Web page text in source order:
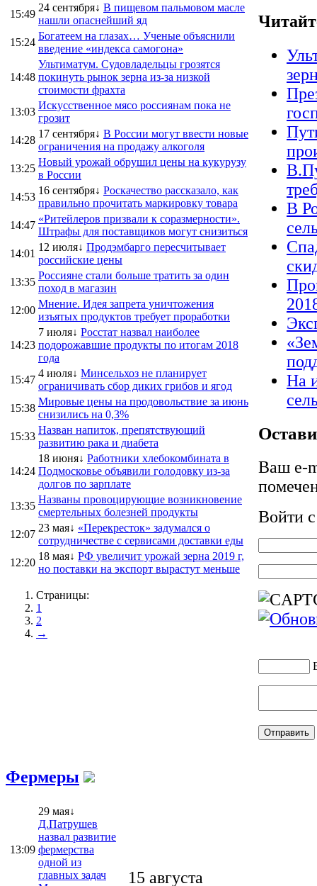
15:49
24 сентября↓ В пищевом пальмовом масле
нашли опаснейший яд
15:24
Богатеем на глазах… Ученые объяснили
введение «индекса самогона»
14:48
Ультиматум. Судовладельцы грозятся
покинуть рынок зерна из-за низкой
стоимости фрахта
13:03
Искусственное мясо россиянам пока не
грозит
14:28
17 сентября↓ В России могут ввести новые
ограничения на продажу алкоголя
13:25
Новый урожай обрушил цены на кукурузу
в России
14:53
16 сентября↓ Роскачество рассказало, как
правильно прочитать маркировку товара
14:47
«Ритейлеров призвали к соразмерности».
Штрафы для поставщиков могут снизиться
14:01
12 июля↓ Продэмбарго пересчитывает
российские цены
13:35
Россияне стали больше тратить за один
поход в магазин
12:00
Мнение. Идея запрета уничтожения
изъятых продуктов требует проработки
14:23
7 июля↓ Росстат назвал наиболее
подорожавшие продукты по итогам 2018
года
15:47
4 июля↓ Минсельхоз не планирует
ограничивать сбор диких грибов и ягод
15:38
Мировые цены на продовольствие за июнь
снизились на 0,3%
15:33
Назван напиток, препятствующий
развитию рака и диабета
14:24
18 июня↓ Работники хлебокомбината в
Подмосковье объявили голодовку из-за
долгов по зарплате
13:35
Названы провоцирующие возникновение
смертельных болезней продукты
12:07
23 мая↓ «Перекресток» задумался о
сотрудничестве с сервисами доставки еды
12:20
18 мая↓ РФ увеличит урожай зерна 2019 г,
но поставки на экспорт вырастут меньше
Страницы:
1
2
→
В
На
Ваш e-
Войти
Фермеры
13:09
29 мая↓
Д.Патрушев
назвал развитие
фермерства
одной из
главных задач
15 августа